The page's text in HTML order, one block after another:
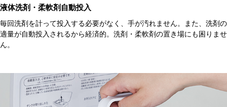
液体洗剤・柔軟剤自動投入
毎回洗剤を計って投入する必要がなく、手が汚れません。また、洗剤の
適量が自動投入されるから経済的。洗剤・柔軟剤の置き場にも困りませ
ん。